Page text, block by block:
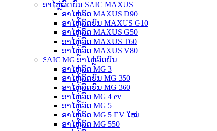
ອາໄຫຼ່ລົດຍົນ SAIC MAXUS
ອາໄຫຼ່ລົດ MAXUS D90
ອາໄຫຼ່ລົດຍົນ MAXUS G10
ອາໄຫຼ່ລົດ MAXUS G50
ອາໄຫຼ່ລົດ MAXUS T60
ອາໄຫຼ່ລົດ MAXUS V80
SAIC MG ອາໄຫຼ່ລົດຍົນ
ອາໄຫຼ່ລົດ MG 3
ອາໄຫຼ່ລົດຍົນ MG 350
ອາໄຫຼ່ລົດຍົນ MG 360
ອາໄຫຼ່ລົດ MG 4 ev
ອາໄຫຼ່ລົດ MG 5
ອາໄຫຼ່ລົດ MG 5 EV ໃໝ່
ອາໄຫຼ່ລົດ MG 550